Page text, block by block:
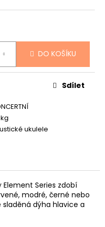
DO KOŠÍKU
kg
ukulele
Sdílet
Series zdobí
modré, černé nebo
dýha hlavice a